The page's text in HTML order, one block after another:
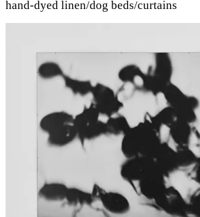
hand-dyed linen/dog beds/curtains